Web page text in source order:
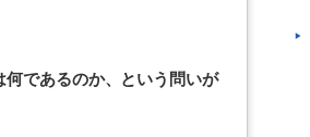
であるのか、という問いが